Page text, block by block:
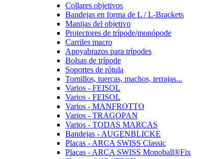
Collares objetivos
Bandejas en forma de L / L-Brackets
Manijas del objetivo
Protectores de trípode/monópode
Carriles macro
Apoyabrazos para trípodes
Bolsas de trípode
Soportes de rótula
Tornillos, tuercas, machos, terrajas...
Varios - FEISOL
Varios - FEISOL
Varios - MANFROTTO
Varios - TRAGOPAN
Varios - TODAS MARCAS
Bandejas - AUGENBLICKE
Placas - ARCA SWISS Classic
Placas - ARCA SWISS Monoball®Fix